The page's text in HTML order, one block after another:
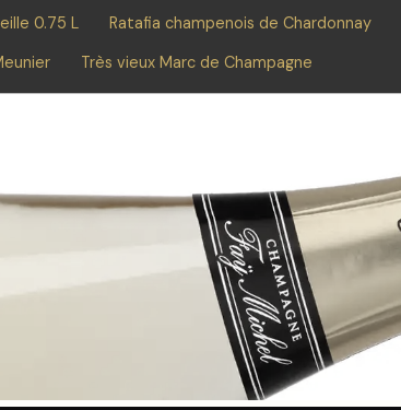
0.75 L Ratafia champenois de Chardonnay
Très vieux Marc de Champagne